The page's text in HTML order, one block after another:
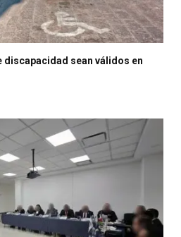
discapacidad sean válidos en